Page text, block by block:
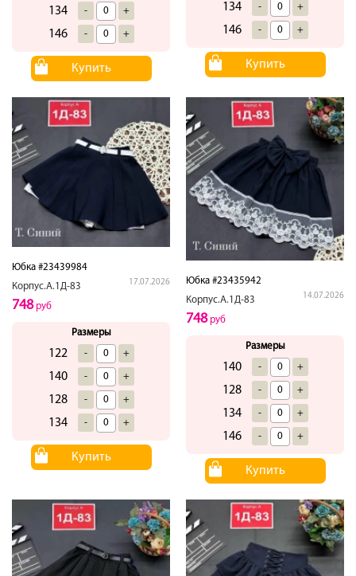
134 - +
146 - +
Купить
134 - +
146 - +
Купить
Юбка #23439984
Корпус.А.1Д-83
17.07.2026
748руб
Размеры
122 - +
140 - +
128 - +
134 - +
Купить
Юбка #23435942
Корпус.А.1Д-83
14.07.2026
748руб
Размеры
140 - +
128 - +
134 - +
146 - +
Купить